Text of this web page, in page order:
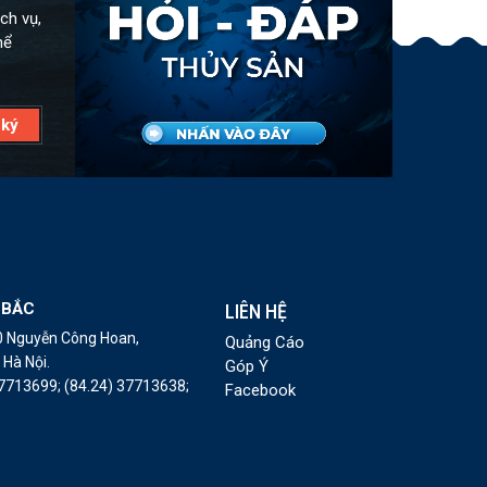
vụ,
Công Hoan,
Nội.
(84.24) 37713638;
LIÊN HỆ
Quảng Cáo
Góp Ý
Facebook